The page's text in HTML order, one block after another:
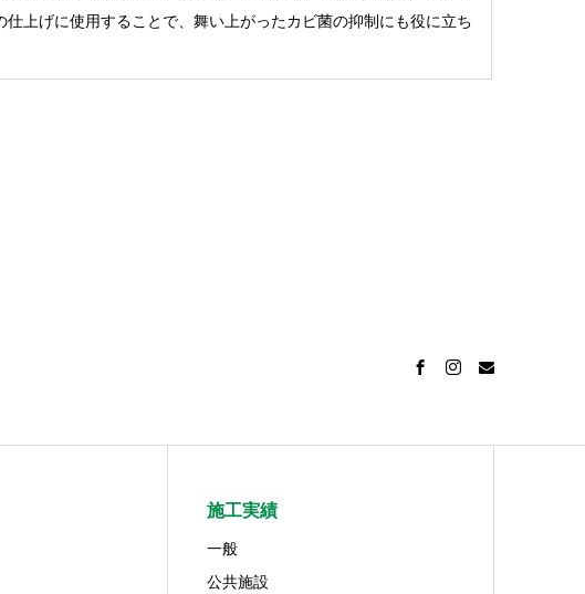
上げに使用することで、舞い上がったカビ菌の抑制にも役に立ち
施工実績
一般
公共施設